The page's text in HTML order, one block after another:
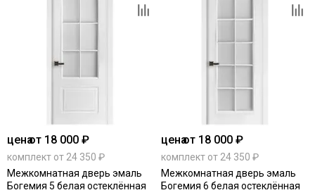
ценаот 18 000 ₽
комплект от 24 350 ₽
Межкомнатная дверь эмаль
Богемия 5 белая остеклённая
ценаот 18 000 ₽
комплект от 24 350 ₽
Межкомнатная дверь эмаль
Богемия 6 белая остеклённая